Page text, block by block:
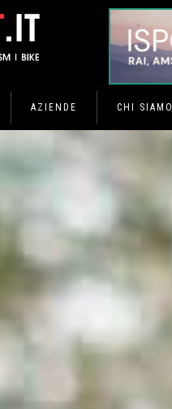
AZIENDE CHI SIAMO